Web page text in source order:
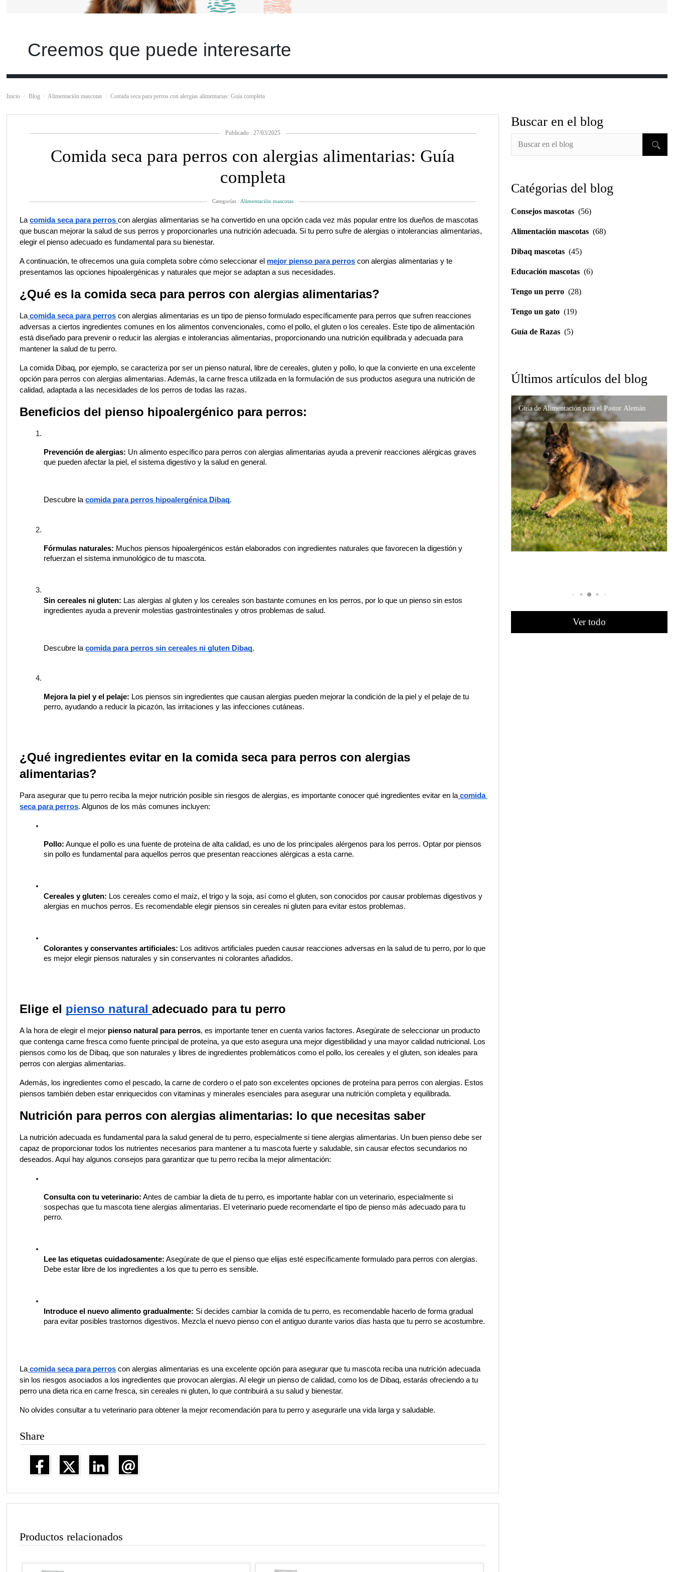
Creemos que puede interesarte
Inicio Blog Alimentación mascotas Comida seca para perros con alergias alimentarias: Guía completa
Publicado : 27/03/2025
Comida seca para perros con alergias alimentarias: Guía
completa
Categorías : Alimentación mascotas
La comida seca para perros con alergias alimentarias se ha convertido en una opción cada vez más popular entre los dueños de mascotas
que buscan mejorar la salud de sus perros y proporcionarles una nutrición adecuada. Si tu perro sufre de alergias o intolerancias alimentarias,
elegir el pienso adecuado es fundamental para su bienestar.
A continuación, te ofrecemos una guía completa sobre cómo seleccionar el mejor pienso para perros con alergias alimentarias y te
presentamos las opciones hipoalergénicas y naturales que mejor se adaptan a sus necesidades.
¿Qué es la comida seca para perros con alergias alimentarias?
La comida seca para perros con alergias alimentarias es un tipo de pienso formulado específicamente para perros que sufren reacciones
adversas a ciertos ingredientes comunes en los alimentos convencionales, como el pollo, el gluten o los cereales. Este tipo de alimentación
está diseñado para prevenir o reducir las alergias e intolerancias alimentarias, proporcionando una nutrición equilibrada y adecuada para
mantener la salud de tu perro.
La comida Dibaq, por ejemplo, se caracteriza por ser un pienso natural, libre de cereales, gluten y pollo, lo que la convierte en una excelente
opción para perros con alergias alimentarias. Además, la carne fresca utilizada en la formulación de sus productos asegura una nutrición de
calidad, adaptada a las necesidades de los perros de todas las razas.
Beneficios del pienso hipoalergénico para perros:
Prevención de alergias: Un alimento específico para perros con alergias alimentarias ayuda a prevenir reacciones alérgicas graves
que pueden afectar la piel, el sistema digestivo y la salud en general.
Descubre la comida para perros hipoalergénica Dibaq.
Fórmulas naturales: Muchos piensos hipoalergénicos están elaborados con ingredientes naturales que favorecen la digestión y
refuerzan el sistema inmunológico de tu mascota.
Sin cereales ni gluten: Las alergias al gluten y los cereales son bastante comunes en los perros, por lo que un pienso sin estos
ingredientes ayuda a prevenir molestias gastrointestinales y otros problemas de salud.
Descubre la comida para perros sin cereales ni gluten Dibaq.
Mejora la piel y el pelaje: Los piensos sin ingredientes que causan alergias pueden mejorar la condición de la piel y el pelaje de tu
perro, ayudando a reducir la picazón, las irritaciones y las infecciones cutáneas.
¿Qué ingredientes evitar en la comida seca para perros con alergias
alimentarias?
Para asegurar que tu perro reciba la mejor nutrición posible sin riesgos de alergias, es importante conocer qué ingredientes evitar en la comida
seca para perros. Algunos de los más comunes incluyen:
Pollo: Aunque el pollo es una fuente de proteína de alta calidad, es uno de los principales alérgenos para los perros. Optar por piensos
sin pollo es fundamental para aquellos perros que presentan reacciones alérgicas a esta carne.
Cereales y gluten: Los cereales como el maíz, el trigo y la soja, así como el gluten, son conocidos por causar problemas digestivos y
alergias en muchos perros. Es recomendable elegir piensos sin cereales ni gluten para evitar estos problemas.
Colorantes y conservantes artificiales: Los aditivos artificiales pueden causar reacciones adversas en la salud de tu perro, por lo que
es mejor elegir piensos naturales y sin conservantes ni colorantes añadidos.
Elige el pienso natural adecuado para tu perro
A la hora de elegir el mejor pienso natural para perros, es importante tener en cuenta varios factores. Asegúrate de seleccionar un producto
que contenga carne fresca como fuente principal de proteína, ya que esto asegura una mejor digestibilidad y una mayor calidad nutricional. Los
piensos como los de Dibaq, que son naturales y libres de ingredientes problemáticos como el pollo, los cereales y el gluten, son ideales para
perros con alergias alimentarias.
Además, los ingredientes como el pescado, la carne de cordero o el pato son excelentes opciones de proteína para perros con alergias. Estos
piensos también deben estar enriquecidos con vitaminas y minerales esenciales para asegurar una nutrición completa y equilibrada.
Nutrición para perros con alergias alimentarias: lo que necesitas saber
La nutrición adecuada es fundamental para la salud general de tu perro, especialmente si tiene alergias alimentarias. Un buen pienso debe ser
capaz de proporcionar todos los nutrientes necesarios para mantener a tu mascota fuerte y saludable, sin causar efectos secundarios no
deseados. Aquí hay algunos consejos para garantizar que tu perro reciba la mejor alimentación:
Consulta con tu veterinario: Antes de cambiar la dieta de tu perro, es importante hablar con un veterinario, especialmente si
sospechas que tu mascota tiene alergias alimentarias. El veterinario puede recomendarte el tipo de pienso más adecuado para tu
perro.
Lee las etiquetas cuidadosamente: Asegúrate de que el pienso que elijas esté específicamente formulado para perros con alergias.
Debe estar libre de los ingredientes a los que tu perro es sensible.
Introduce el nuevo alimento gradualmente: Si decides cambiar la comida de tu perro, es recomendable hacerlo de forma gradual
para evitar posibles trastornos digestivos. Mezcla el nuevo pienso con el antiguo durante varios días hasta que tu perro se acostumbre.
La comida seca para perros con alergias alimentarias es una excelente opción para asegurar que tu mascota reciba una nutrición adecuada
sin los riesgos asociados a los ingredientes que provocan alergias. Al elegir un pienso de calidad, como los de Dibaq, estarás ofreciendo a tu
perro una dieta rica en carne fresca, sin cereales ni gluten, lo que contribuirá a su salud y bienestar.
No olvides consultar a tu veterinario para obtener la mejor recomendación para tu perro y asegurarle una vida larga y saludable.
Share
Productos relacionados
Buscar en el blog
Catégorias del blog
Consejos mascotas (56)
Alimentación mascotas (68)
Dibaq mascotas (45)
Educación mascotas (6)
Tengo un perro (28)
Tengo un gato (19)
Guía de Razas (5)
Últimos artículos del blog
Nutrición de Alta Gama para el Gato Persa:
Cómo Prevenir sus Problemas
Guía de Alimentación para el Pastor Alemán Importancia de la Formulación Precisa en
Alteraciones Digestivas
Soporte Urinario y Renal en Gatos: Guía
Completa para el Cuidado de tu Felino
Ver todo